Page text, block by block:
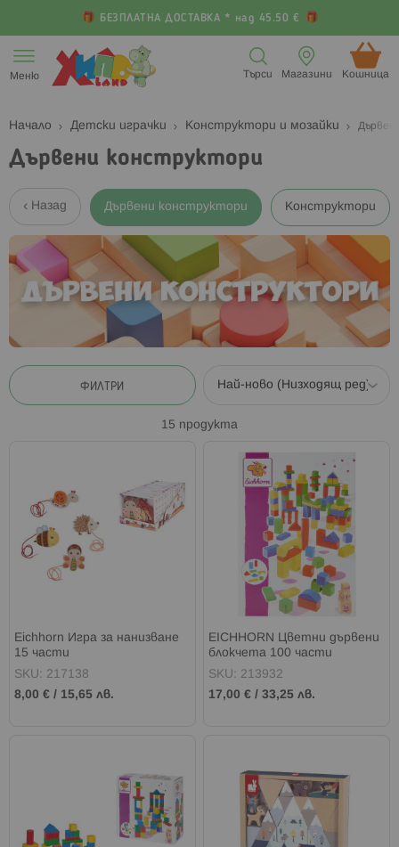
БЕЗПЛАТНА ДОСТАВКА * над 45.50 €
към
съдържанието
Меню Кошница (
Магазини
Търси
Начало Детски играчки Конструктори и мозайки
Дървени конструктори
Назад Дървени конструктори Конструктори
ФИЛТРИ
15 продукта
Eichhorn Игра за нанизване
15 части
SKU: 217138
8,00 € / 15,65 лв.
EICHHORN Цветни дървени
блокчета 100 части
SKU: 213932
17,00 € /33,25 лв.